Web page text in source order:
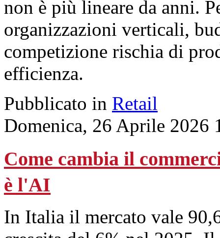
non è più lineare da anni.
organizzazioni verticali,
competizione rischia di
efficienza.
Pubblicato in Retail
Domenica, 26 Aprile 2026
Come cambia il
è l'AI
In Italia il mercato vale